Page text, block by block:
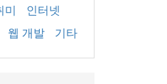
미
인터넷
웹 개발 기타